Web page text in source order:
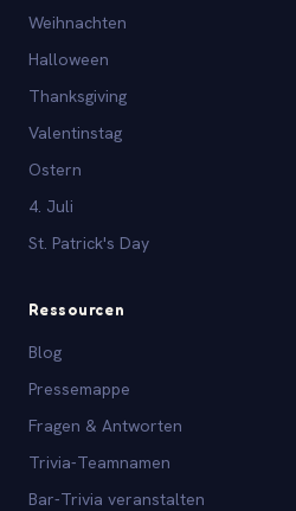
Weihnachten
Halloween
Thanksgiving
Valentinstag
Ostern
4. Juli
St. Patrick's Day
Ressourcen
Blog
Pressemappe
Fragen & Antworten
Trivia-Teamnamen
Bar-Trivia veranstalten